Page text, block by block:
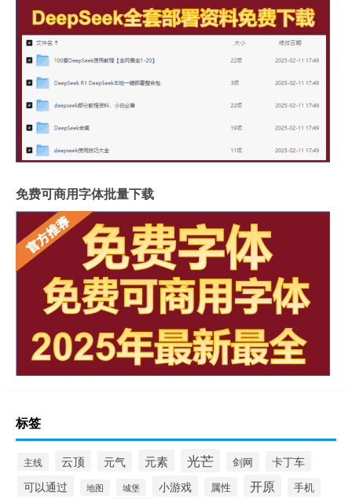
免费可商用字体批量下载
标签
主线 云顶 元气 元素 光芒 剑网 卡丁车
可以通过 地图 城堡 小游戏 属性 开原 手机